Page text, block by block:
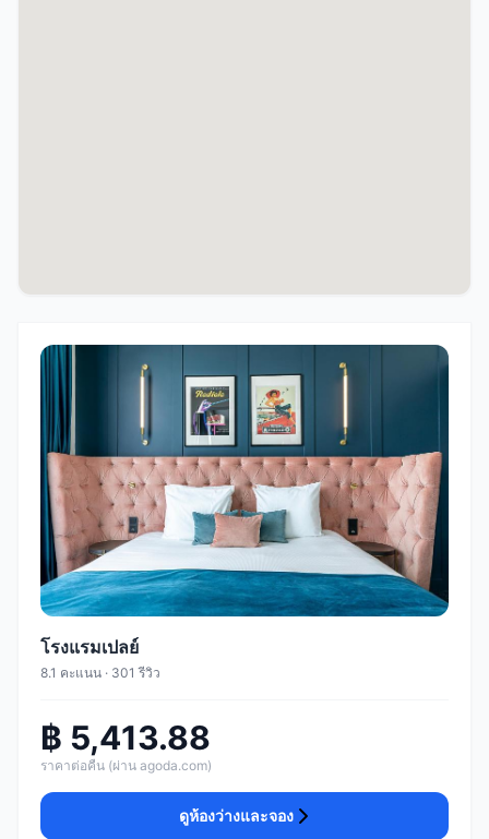
โรงแรมเปลย์
8.1 คะแนน · 301 รีวิว
฿ 5,413.88
ราคาต่อคืน (ผ่าน agoda.com)
ดูห้องว่างและจอง